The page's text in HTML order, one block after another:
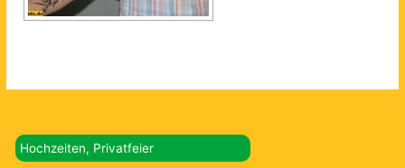
Hochzeiten, Privatfeier